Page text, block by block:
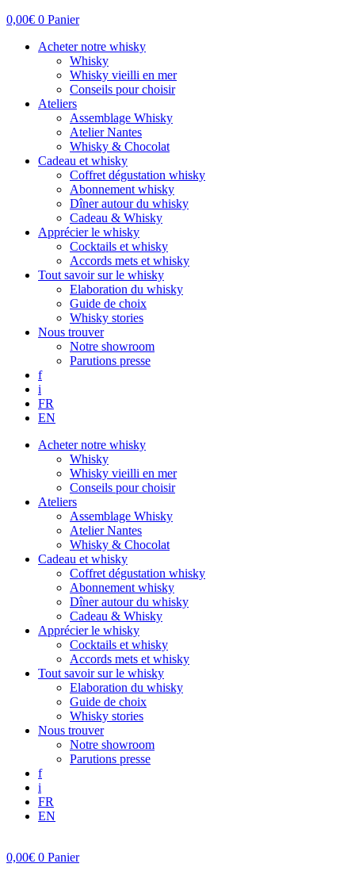
0,00€ 0 Panier
Acheter notre whisky
Whisky
Whisky vieilli en mer
Conseils pour choisir
Ateliers
Assemblage Whisky
Atelier Nantes
Whisky & Chocolat
Cadeau et whisky
Coffret dégustation whisky
Abonnement whisky
Dîner autour du whisky
Cadeau & Whisky
Apprécier le whisky
Cocktails et whisky
Accords mets et whisky
Tout savoir sur le whisky
Elaboration du whisky
Guide de choix
Whisky stories
Nous trouver
Notre showroom
Parutions presse
f
i
FR
EN
Acheter notre whisky
Whisky
Whisky vieilli en mer
Conseils pour choisir
Ateliers
Assemblage Whisky
Atelier Nantes
Whisky & Chocolat
Cadeau et whisky
Coffret dégustation whisky
Abonnement whisky
Dîner autour du whisky
Cadeau & Whisky
Apprécier le whisky
Cocktails et whisky
Accords mets et whisky
Tout savoir sur le whisky
Elaboration du whisky
Guide de choix
Whisky stories
Nous trouver
Notre showroom
Parutions presse
f
i
FR
EN
0,00€ 0 Panier